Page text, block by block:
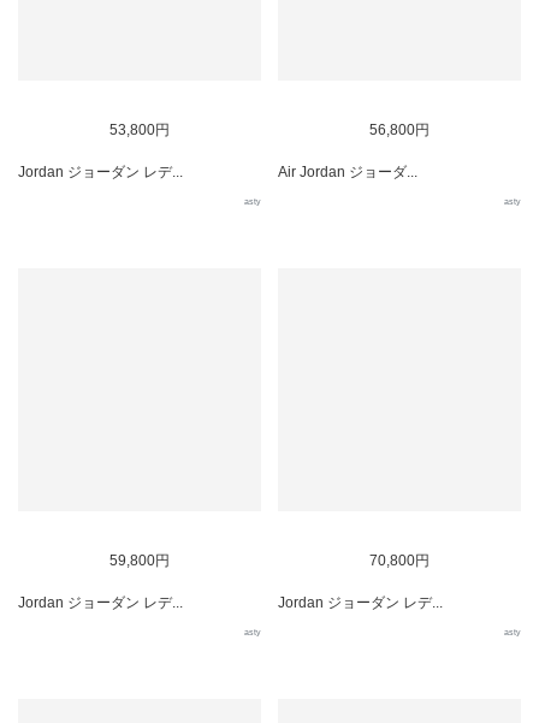
53,800円
Jordan ジョーダン レデ...
asty
56,800円
Air Jordan ジョーダ...
asty
59,800円
Jordan ジョーダン レデ...
asty
70,800円
Jordan ジョーダン レデ...
asty